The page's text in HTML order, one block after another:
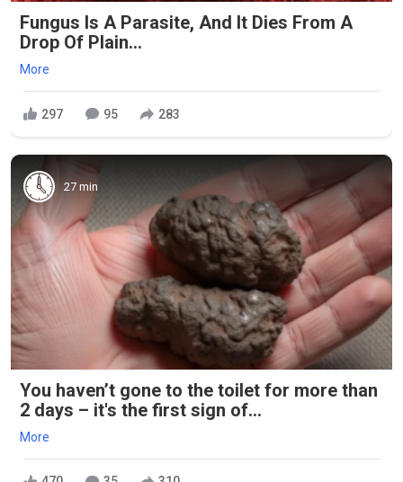
Fungus Is A Parasite, And It Dies From A
Drop Of Plain...
More
297 95 283
27 min
You haven’t gone to the toilet for more than
2 days – it's the first sign of...
More